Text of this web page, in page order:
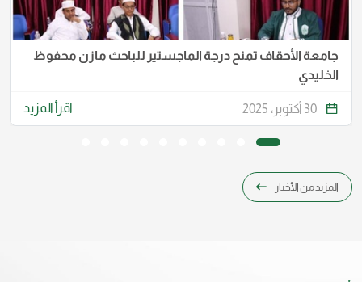
جامعة الأحقاف تمنح درجة الماجستير للباحث مازن محفوظ
الخليدي
30 أكتوبر، 2025 اقرأ المزيد
المزيد من الأخبار